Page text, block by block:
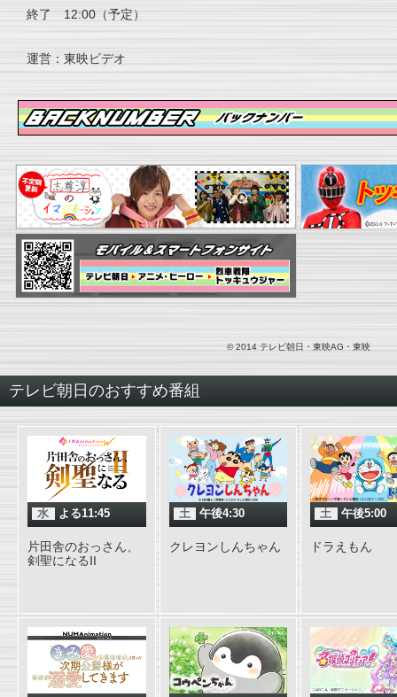
終了 12:00（予定）
運営：東映ビデオ
© 2014 テレビ朝日・東映AG・東映
テレビ朝日のおすすめ番組
水 よる11:45
片田舎のおっさん、
剣聖になるII
土 午後4:30
クレヨンしんちゃん
土 午後5:00
ドラえもん